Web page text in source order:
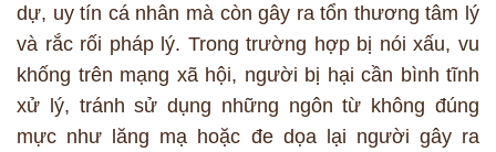
dự, uy tín cá nhân mà còn gây ra tổn thương tâm lý
và rắc rối pháp lý. Trong trường hợp bị nói xấu, vu
khống trên mạng xã hội, người bị hại cần bình tĩnh
xử lý, tránh sử dụng những ngôn từ không đúng
mực như lăng mạ hoặc đe dọa lại người gây ra